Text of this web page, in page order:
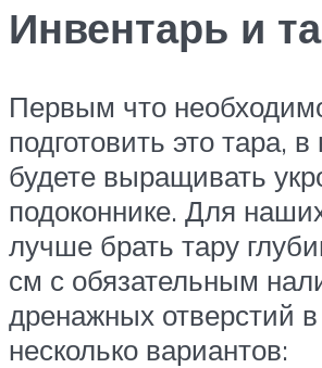
Инвентарь и
Первым что
подготовить это тара,
будете выращивать
подоконнике. Для
лучше брать тару
см с обязательным
дренажных отверстий
несколько вариантов: